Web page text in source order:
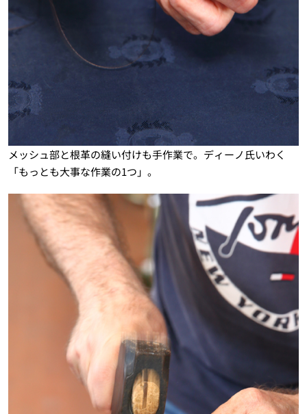
メッシュ部と根革の縫い付けも手作業で。ディーノ氏いわく
「もっとも大事な作業の1つ」。